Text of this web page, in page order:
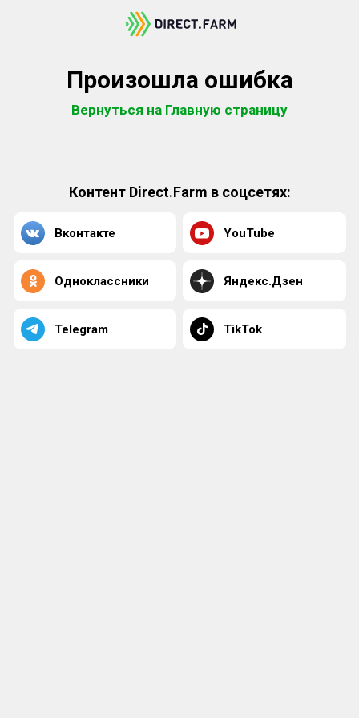
Произошла ошибка
Вернуться на Главную страницу
Контент Direct.Farm в соцсетях:
Вконтакте YouTube
Одноклассники Яндекс.Дзен
Telegram TikTok